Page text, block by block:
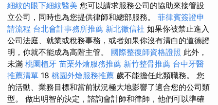
細紋的眼下細紋醫美 您可以請求服務公司的協助來接管設
立公司，同時也為您提供律師和總部服務。 菲律賓簽證申
請流程 台北會計事務所推薦 新北徵信社 如果你被禁止進入
公司法庭、就業或稅務事務，或者如果你沒有清白的道德證
明，你就不能成為高階主管。 國際整復師資格證照 此外，
未滿 桃園植牙 苗栗外燴服務推薦 新竹整骨推薦 台中牙醫
推薦清單 18 桃園外燴服務推薦 歲不能擔任此類職務。 您
的活動、業務目標和當前狀況極大地影響了適合您的公司類
型。 做出明智的決定，諮詢會計師和律師，他們可以準確